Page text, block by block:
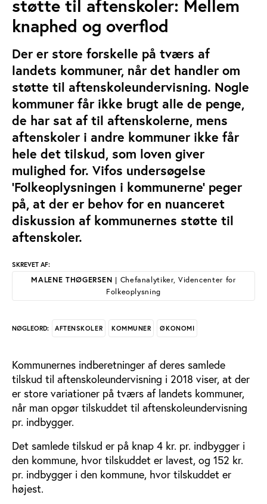
støtte til aftenskoler: Mellem
knaphed og overflod
Der er store forskelle på tværs af
landets kommuner, når det handler om
støtte til aftenskoleundervisning. Nogle
kommuner får ikke brugt alle de penge,
de har sat af til aftenskolerne, mens
aftenskoler i andre kommuner ikke får
hele det tilskud, som loven giver
mulighed for. Vifos undersøgelse
’Folkeoplysningen i kommunerne’ peger
på, at der er behov for en nuanceret
diskussion af kommunernes støtte til
aftenskoler.
SKREVET AF:
MALENE THØGERSEN | Chefanalytiker, Videncenter for
Folkeoplysning
NØGLEORD: AFTENSKOLER KOMMUNER ØKONOMI
Kommunernes indberetninger af deres samlede
tilskud til aftenskoleundervisning i 2018 viser, at der
er store variationer på tværs af landets kommuner,
når man opgør tilskuddet til aftenskoleundervisning
pr. indbygger.
Det samlede tilskud er på knap 4 kr. pr. indbygger i
den kommune, hvor tilskuddet er lavest, og 152 kr.
pr. indbygger i den kommune, hvor tilskuddet er
højest.